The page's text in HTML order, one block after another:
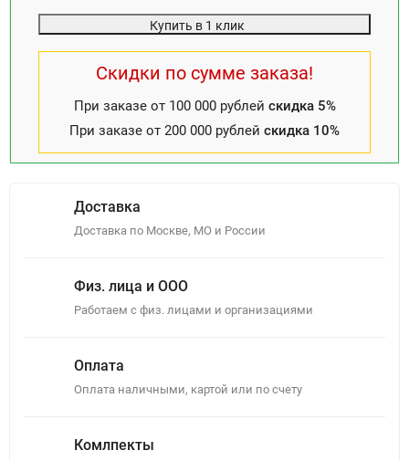
Купить в 1 клик
Скидки по сумме заказа!
При заказе от 100 000 рублей скидка 5%
При заказе от 200 000 рублей скидка 10%
Доставка
Доставка по Москве, МО и России
Физ. лица и ООО
Работаем с физ. лицами и организациями
Оплата
Оплата наличными, картой или по счету
Комлпекты